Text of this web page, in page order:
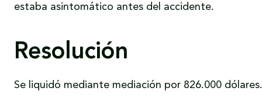
estaba asintomático antes del accidente.
Resolución
Se liquidó mediante mediación por 826.000 dólares.